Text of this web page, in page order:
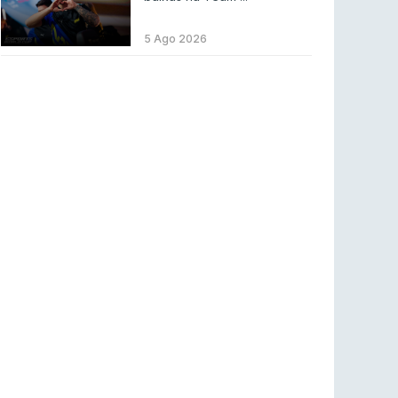
Códigos para ícones clássicos gratuitos no
League of Legends [agosto 2026]
5 Ago 2026